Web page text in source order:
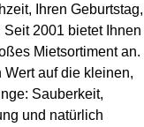
Ihren Geburtstag,
2001 bietet Ihnen
Mietsortiment an.
auf die kleinen,
Sauberkeit,
und natürlich